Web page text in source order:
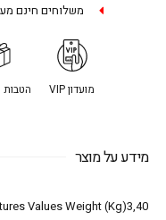
משלוחים חינם מעל 250
מועדון VIP הטבות
מידע על מוצר
Values Weight (Kg)3,40